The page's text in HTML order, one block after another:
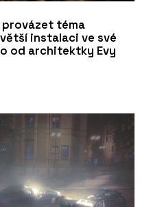
provázet téma
instalaci ve své
od architektky Evy